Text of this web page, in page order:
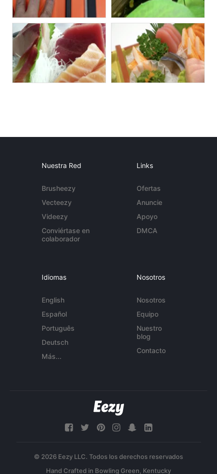
Nuestra Red
Brusheezy
Vecteezy
Videezy
Conviértase en
colaborador
Links
Ofertas
Anuncie
Apoyo
DMCA
Idiomas
English
Español
Português
Deutsch
Más...
Nosotros
Nosotros
Equipo
Nuestro
blog
Contacto
© 2026 Eezy LLC. Todos los derechos reservados